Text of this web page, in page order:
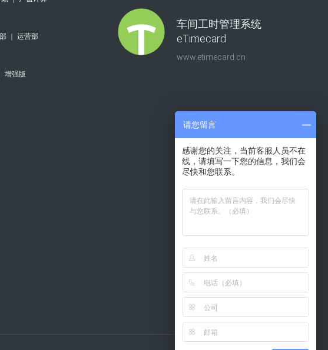
｜ 运营部
增强版
车间工时管理系统
eTimecard
www.etimecard.cn
请您留言
感谢您的关注，当前客服人员不在
线，请填写一下您的信息，我们会
尽快和您联系。